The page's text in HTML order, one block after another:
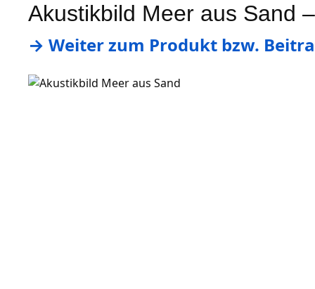
Akustikbild Meer aus Sand
→ Weiter zum Produkt bzw.